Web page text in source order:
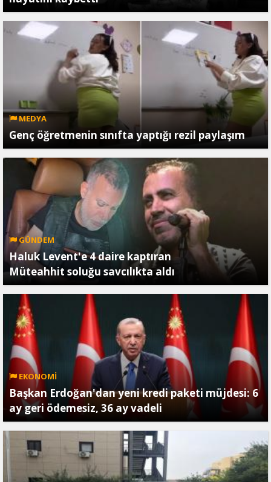
MEDYA
Genç öğretmenin sınıfta yaptığı rezil paylaşım
GÜNDEM
Haluk Levent'e 4 daire kaptıran
Müteahhit soluğu savcılıkta aldı
EKONOMİ
Başkan Erdoğan'dan yeni kredi paketi müjdesi: 6
ay geri ödemesiz, 36 ay vadeli